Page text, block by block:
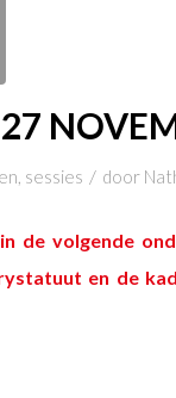
, sessies / door
de volgende
en de